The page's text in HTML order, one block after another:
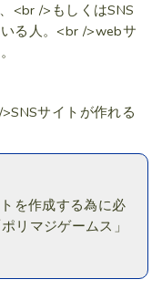
<br />もしくはSNS
る人。<br />webサ
サイトが作れる
を作成する為に必
リマジゲームス」